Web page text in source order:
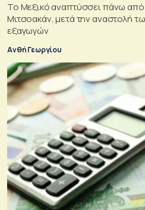
Το Μεξικό αναπτύσσει πάνω από
Μιτσοακάν, μετά την αναστολή
εξαγωγών
Ανθή Γεωργίου